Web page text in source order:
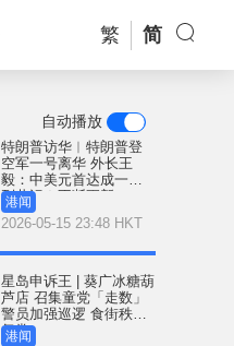
繁 简
自动播放
特朗普访华︱特朗普登
空军一号离华 外长王
毅：中美元首达成一系
列共识︱不断更新
港闻
2026-05-15 23:48 HKT
星岛申诉王 | 葵广冰糖葫
芦店 召集童党「走数」
警员加强巡逻 食街秩序
复常
港闻